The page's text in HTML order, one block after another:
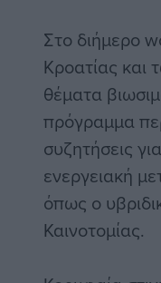
Στο διήμερο
Κροατίας και
θέματα
πρόγραμμα
συζητήσεις
ενεργειακή
όπως ο
Καινοτομίας.